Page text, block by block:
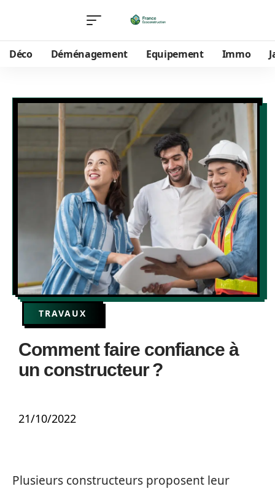
Déco Déménagement Equipement Immo
TRAVAUX
Comment faire confiance à
un constructeur ?
21/10/2022
Plusieurs constructeurs proposent leur